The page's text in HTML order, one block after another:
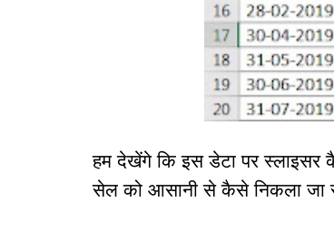
हम देखेंगे कि इस डेटा पर स्लाइसर
सेल को आसानी से कैसे निकला